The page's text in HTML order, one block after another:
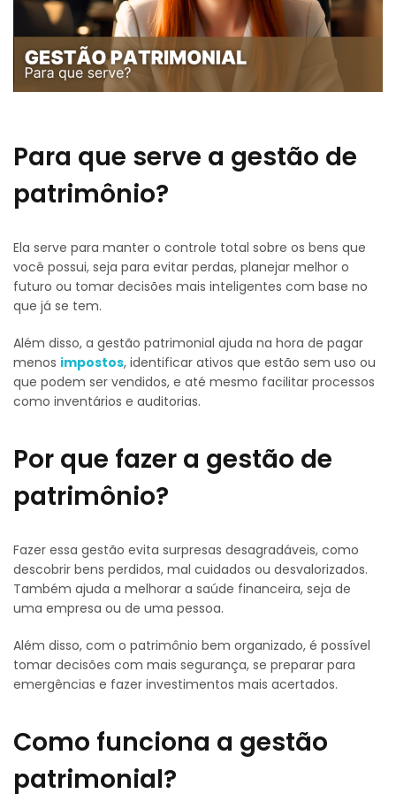
Para que serve a gestão de
patrimônio?
Ela serve para manter o controle total sobre os bens que
você possui, seja para evitar perdas, planejar melhor o
futuro ou tomar decisões mais inteligentes com base no
que já se tem.
Além disso, a gestão patrimonial ajuda na hora de pagar
menos impostos, identificar ativos que estão sem uso ou
que podem ser vendidos, e até mesmo facilitar processos
como inventários e auditorias.
Por que fazer a gestão de
patrimônio?
Fazer essa gestão evita surpresas desagradáveis, como
descobrir bens perdidos, mal cuidados ou desvalorizados.
Também ajuda a melhorar a saúde financeira, seja de
uma empresa ou de uma pessoa.
Além disso, com o patrimônio bem organizado, é possível
tomar decisões com mais segurança, se preparar para
emergências e fazer investimentos mais acertados.
Como funciona a gestão
patrimonial?